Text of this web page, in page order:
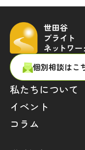
個別相談はこ
私たちについて
イベント
コラム